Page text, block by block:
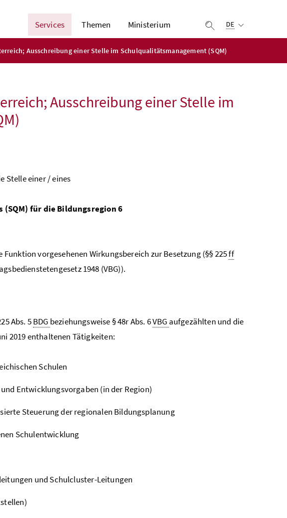
Services Themen Ministerium Suche einblenden
DE
Ausschreibung einer Stelle im Schulqualitätsmanagement (SQM)
Ausschreibung einer Stelle im
Stelle einer / eines
für die Bildungsregion 6
vorgesehenen Wirkungsbereich zur Besetzung (§§ 225ff
1948 (VBG)).
Abs. 5BDG beziehungsweise § 48r Abs. 6VBG aufgezählten und die
2019 enthaltenen Tätigkeiten:
Schulen
Entwicklungsvorgaben (in der Region)
Steuerung der regionalen Bildungsplanung
Schulentwicklung
und Schulcluster-Leitungen